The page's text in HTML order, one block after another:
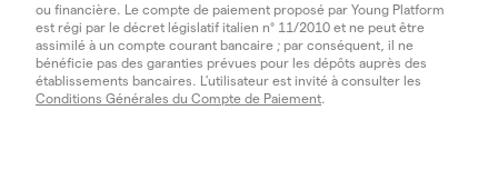
ou financière. Le compte de paiement proposé par Young Platform
est régi par le décret législatif italien n° 11/2010 et ne peut être
assimilé à un compte courant bancaire ; par conséquent, il ne
bénéficie pas des garanties prévues pour les dépôts auprès des
établissements bancaires. L'utilisateur est invité à consulter les
Conditions Générales du Compte de Paiement.